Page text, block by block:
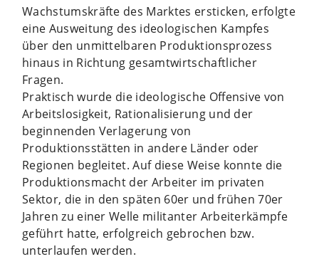
Wachstumskräfte des Marktes ersticken, erfolgte
eine Ausweitung des ideologischen Kampfes
über den unmittelbaren Produktionsprozess
hinaus in Richtung gesamtwirtschaftlicher
Fragen.
Praktisch wurde die ideologische Offensive von
Arbeitslosigkeit, Rationalisierung und der
beginnenden Verlagerung von
Produktionsstätten in andere Länder oder
Regionen begleitet. Auf diese Weise konnte die
Produktionsmacht der Arbeiter im privaten
Sektor, die in den späten 60er und frühen 70er
Jahren zu einer Welle militanter Arbeiterkämpfe
geführt hatte, erfolgreich gebrochen bzw.
unterlaufen werden.